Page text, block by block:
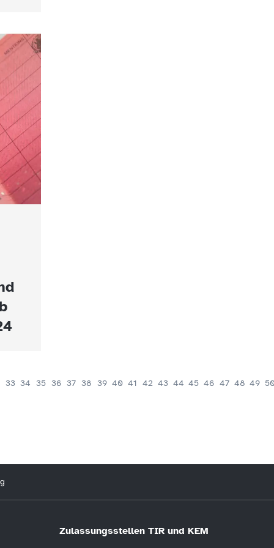
33 34 35 36 37 38 39 40 41 42 43 44 45 46 47 48 49
Zulassungsstellen TIR und KEM